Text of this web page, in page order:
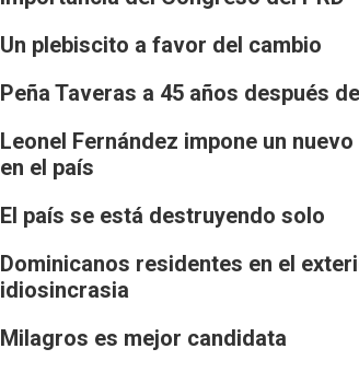
Un plebiscito a favor del cambio
Peña Taveras a 45 años después
Leonel Fernández impone un
en el país
El país se está destruyendo solo
Dominicanos residentes en el
idiosincrasia
Milagros es mejor candidata